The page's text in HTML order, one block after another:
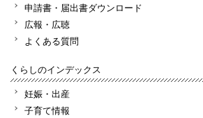
申請書・届出書ダウンロード
広報・広聴
よくある質問
くらしのインデックス
妊娠・出産
子育て情報